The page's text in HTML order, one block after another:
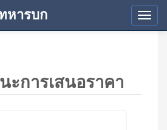
หารบก
ะการเสนอราคา